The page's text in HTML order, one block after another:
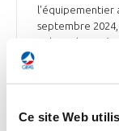
Ce site Web
l'équipementier
septembre
sa branche «
trimestre.
par
relative stabilité